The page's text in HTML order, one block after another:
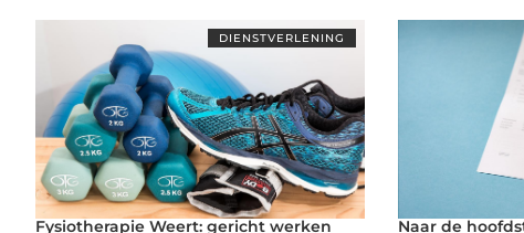
DIENSTVERLENING
Fysiotherapie Weert: gericht werken Naar de